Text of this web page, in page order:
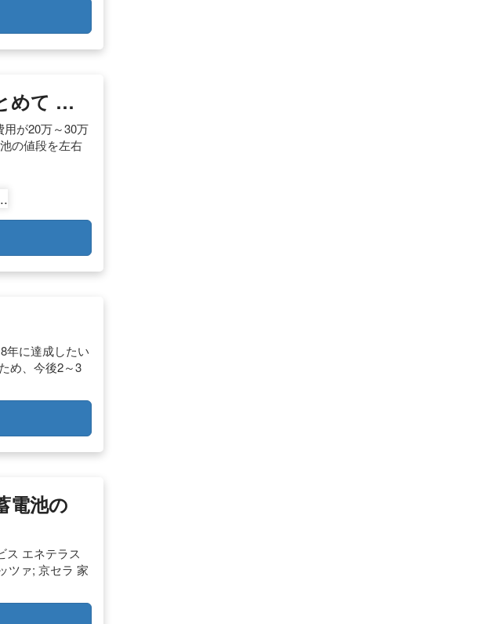
めて …
が20万～30万
の値段を左右
年に達成したい
め、今後2～3
電池の
ス エネテラス
ツァ; 京セラ 家